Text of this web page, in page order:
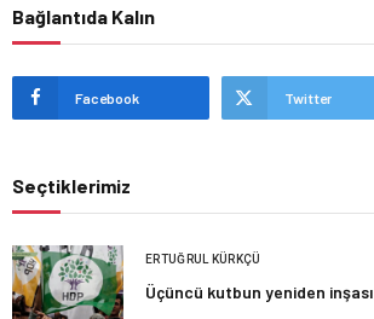
Bağlantıda Kalın
Facebook Twitter
Seçtiklerimiz
ERTUĞRUL KÜRKÇÜ
Üçüncü kutbun yeniden inşası